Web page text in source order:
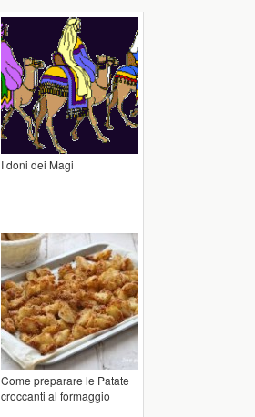
I doni dei Magi
Come preparare le Patate
croccanti al formaggio